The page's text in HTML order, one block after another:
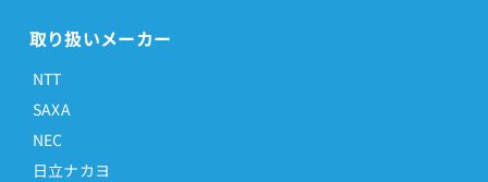
取り扱いメーカー
NTT
SAXA
NEC
日立ナカヨ